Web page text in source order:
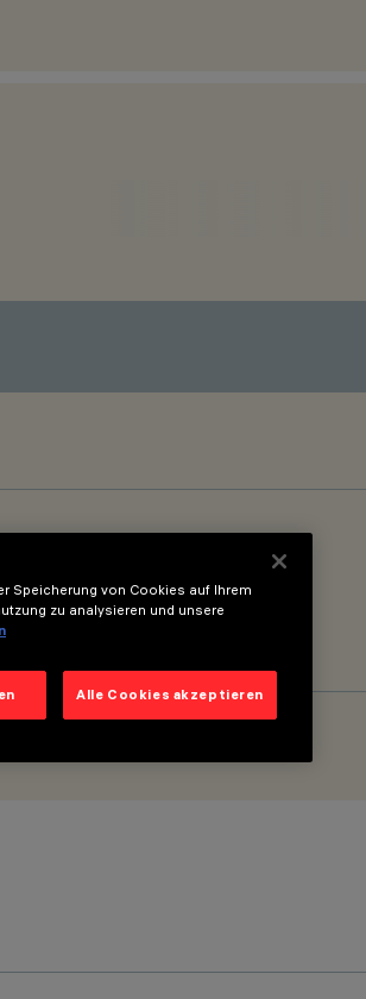
Speicherung von Cookies auf Ihrem
zu analysieren und unsere
Alle Cookies akzeptieren